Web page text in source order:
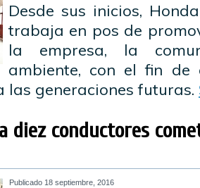
Desde sus inicios,
trabaja en pos de
la empresa, la
ambiente, con el fin de
las generaciones futuras.
diez conductores
Publicado 18 septiembre, 2016